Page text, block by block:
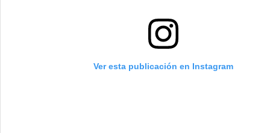
Ver esta publicación en Instagram